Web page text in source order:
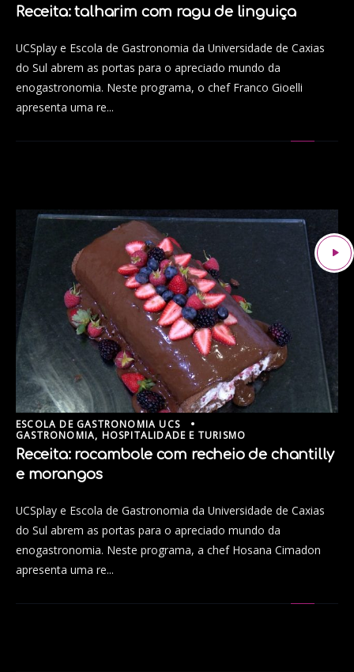
Receita: talharim com ragu de linguiça
UCSplay e Escola de Gastronomia da Universidade de Caxias
do Sul abrem as portas para o apreciado mundo da
enogastronomia. Neste programa, o chef Franco Gioelli
apresenta uma re...
ESCOLA DE GASTRONOMIA UCS
GASTRONOMIA, HOSPITALIDADE E TURISMO
Receita: rocambole com recheio de chantilly
e morangos
UCSplay e Escola de Gastronomia da Universidade de Caxias
do Sul abrem as portas para o apreciado mundo da
enogastronomia. Neste programa, a chef Hosana Cimadon
apresenta uma re...